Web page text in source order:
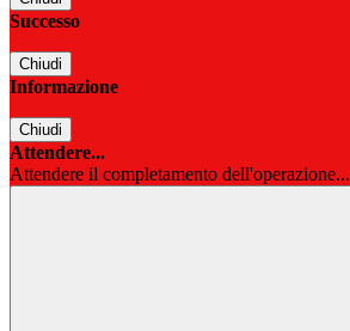
Successo
Chiudi
Informazione
Chiudi
Attendere...
Attendere il completamento dell'operazione...